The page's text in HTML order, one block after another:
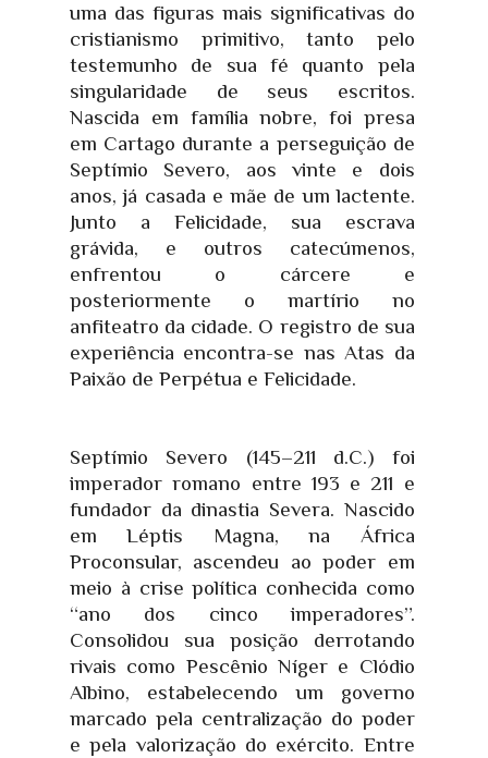
uma das figuras mais significativas do
cristianismo primitivo, tanto pelo
testemunho de sua fé quanto pela
singularidade de seus escritos.
Nascida em família nobre, foi presa
em Cartago durante a perseguição de
Septímio Severo, aos vinte e dois
anos, já casada e mãe de um lactente.
Junto a Felicidade, sua escrava
grávida, e outros catecúmenos,
enfrentou o cárcere e
posteriormente o martírio no
anfiteatro da cidade. O registro de sua
experiência encontra-se nas Atas da
Paixão de Perpétua e Felicidade.
Septímio Severo (145–211 d.C.) foi
imperador romano entre 193 e 211 e
fundador da dinastia Severa. Nascido
em Léptis Magna, na África
Proconsular, ascendeu ao poder em
meio à crise política conhecida como
“ano dos cinco imperadores”.
Consolidou sua posição derrotando
rivais como Pescênio Níger e Clódio
Albino, estabelecendo um governo
marcado pela centralização do poder
e pela valorização do exército. Entre